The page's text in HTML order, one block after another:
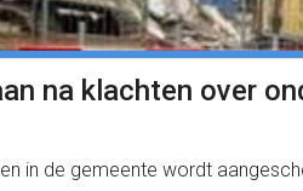
na klachten over
in de gemeente wordt